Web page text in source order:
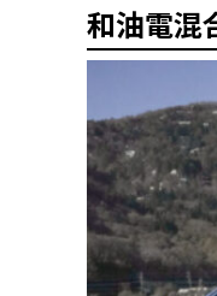
和油電混